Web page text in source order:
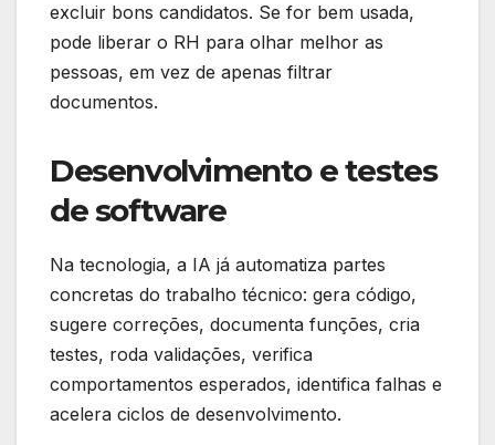
excluir bons candidatos. Se for bem usada,
pode liberar o RH para olhar melhor as
pessoas, em vez de apenas filtrar
documentos.
Desenvolvimento e testes
de software
Na tecnologia, a IA já automatiza partes
concretas do trabalho técnico: gera código,
sugere correções, documenta funções, cria
testes, roda validações, verifica
comportamentos esperados, identifica falhas e
acelera ciclos de desenvolvimento.